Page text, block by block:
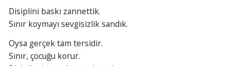
Disiplini baskı zannettik.
Sınır koymayı sevgisizlik sandık.
Oysa gerçek tam tersidir.
Sınır, çocuğu korur.